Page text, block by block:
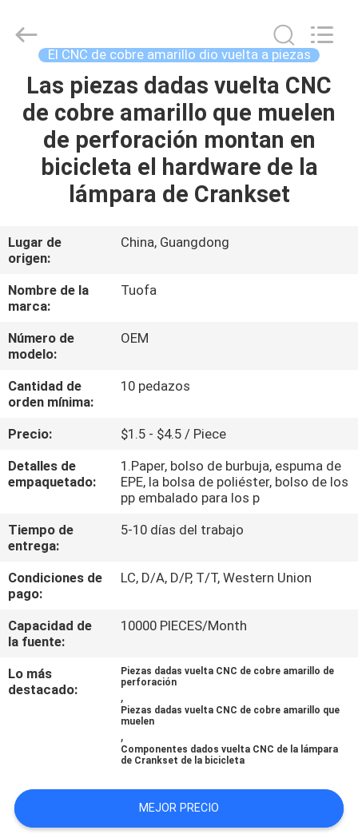
EN
CASA.
PRODUCTOS
NOSOTROS
RECORRIDO
POR
LA
FÁBRICA
CONTROL
CALIDAD
CONTACTA
CON
NOSOTROS
NOTICIAS
SOLICITAR
MAPA
DEL
Tuofa
Technology
Reserved.
El CNC de cobre amarillo dio vuelta a piezas
Las piezas dadas vuelta CNC
de cobre amarillo que muelen
de perforación montan en
bicicleta el hardware de la
lámpara de Crankset
Lugar de
origen:
China, Guangdong
Nombre de la
marca:
Tuofa
Número de
modelo:
OEM
Cantidad de
orden mínima:
10 pedazos
Precio:
$1.5 - $4.5 / Piece
Detalles de
empaquetado:
1.Paper, bolso de burbuja, espuma de
EPE, la bolsa de poliéster, bolso de los
pp embalado para los p
Tiempo de
entrega:
5-10 días del trabajo
Condiciones de
pago:
LC, D/A, D/P, T/T, Western Union
Capacidad de
la fuente:
10000 PIECES/Month
Lo más
destacado:
Piezas dadas vuelta CNC de cobre amarillo de
perforación
,
Piezas dadas vuelta CNC de cobre amarillo que
muelen
,
Componentes dados vuelta CNC de la lámpara
de Crankset de la bicicleta
MEJOR PRECIO